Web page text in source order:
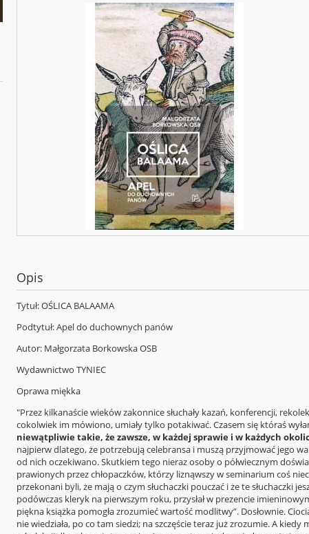
Opis
Tytuł: OŚLICA BALAAMA
Podtytuł: Apel do duchownych panów
Autor: Małgorzata Borkowska OSB
Wydawnictwo TYNIEC
Oprawa miękka
"Przez kilkanaście wieków zakonnice słuchały kazań, konferencji,
cokolwiek im mówiono, umiały tylko potakiwać. Czasem się któraś
niewątpliwie takie, że zawsze, w każdej sprawie i w każdych
najpierw dlatego, że potrzebują celebransa i muszą przyjmować jego
od nich oczekiwano. Skutkiem tego nieraz osoby o półwiecznym
prawionych przez chłopaczków, którzy liznąwszy w seminarium coś
przekonani byli, że mają o czym słuchaczki pouczać i że te słuchaczki
podówczas kleryk na pierwszym roku, przysłał w prezencie
piękna książka pomogła zrozumieć wartość modlitwy”. Dosłownie.
nie wiedziała, po co tam siedzi; na szczęście teraz już zrozumie. A